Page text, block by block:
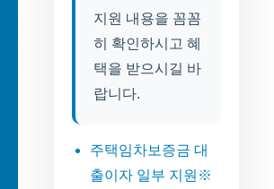
지원 내용을 꼼꼼
히 확인하시고 혜
택을 받으시길 바
주택임차보증금 대
출이자 일부 지원※